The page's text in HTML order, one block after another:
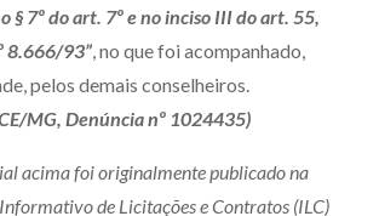
§ 7º do art. 7º e no inciso III do art. 55,
8.666/93”, no que foi acompanhado,
pelos demais conselheiros.
MG, Denúncia nº 1024435)
acima foi originalmente publicado na
de Licitações e Contratos (ILC)